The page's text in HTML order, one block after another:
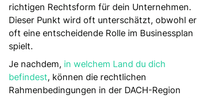
richtigen Rechtsform für dein Unternehmen.
Dieser Punkt wird oft unterschätzt, obwohl er
oft eine entscheidende Rolle im Businessplan
spielt.
Je nachdem, in welchem Land du dich
befindest, können die rechtlichen
Rahmenbedingungen in der DACH-Region